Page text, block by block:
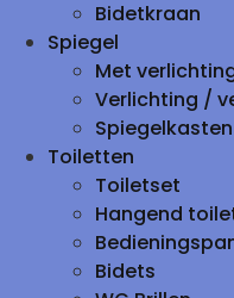
Bidetkraan
Spiegel
Met
Verlichting /
Spiegelkasten
Toiletten
Toiletset
Hangend
Bidets